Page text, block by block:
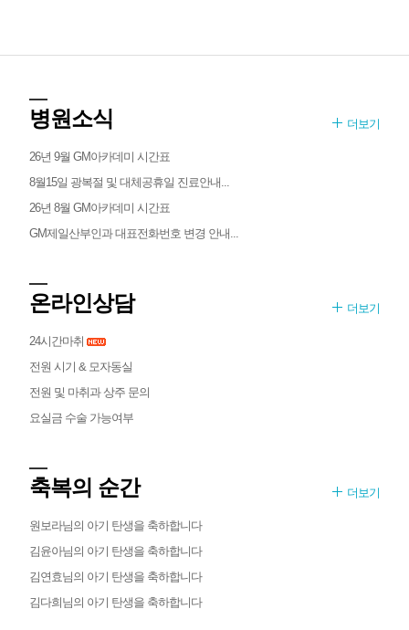
병원소식 더보기
26년 9월 GM아카데미 시간표
8월15일 광복절 및 대체공휴일 진료안내...
26년 8월 GM아카데미 시간표
GM제일산부인과 대표전화번호 변경 안내...
온라인상담 더보기
24시간마취
전원 시기 & 모자동실
전원 및 마취과 상주 문의
요실금 수술 가능여부
축복의 순간 더보기
원보라님의 아기 탄생을 축하합니다
김윤아님의 아기 탄생을 축하합니다
김연효님의 아기 탄생을 축하합니다
김다희님의 아기 탄생을 축하합니다